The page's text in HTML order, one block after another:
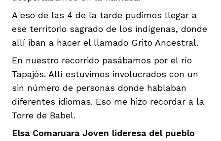
A eso de las 4 de la tarde pudimos llegar a
ese territorio sagrado de los indígenas, donde
allí iban a hacer el llamado Grito Ancestral.
En nuestro recorrido pasábamos por el río
Tapajós. Allí estuvimos involucrados con un
sin número de personas donde hablaban
diferentes idiomas. Eso me hizo recordar a la
Torre de Babel.
Elsa Comaruara Joven lideresa del pueblo
del Cesar
Ana